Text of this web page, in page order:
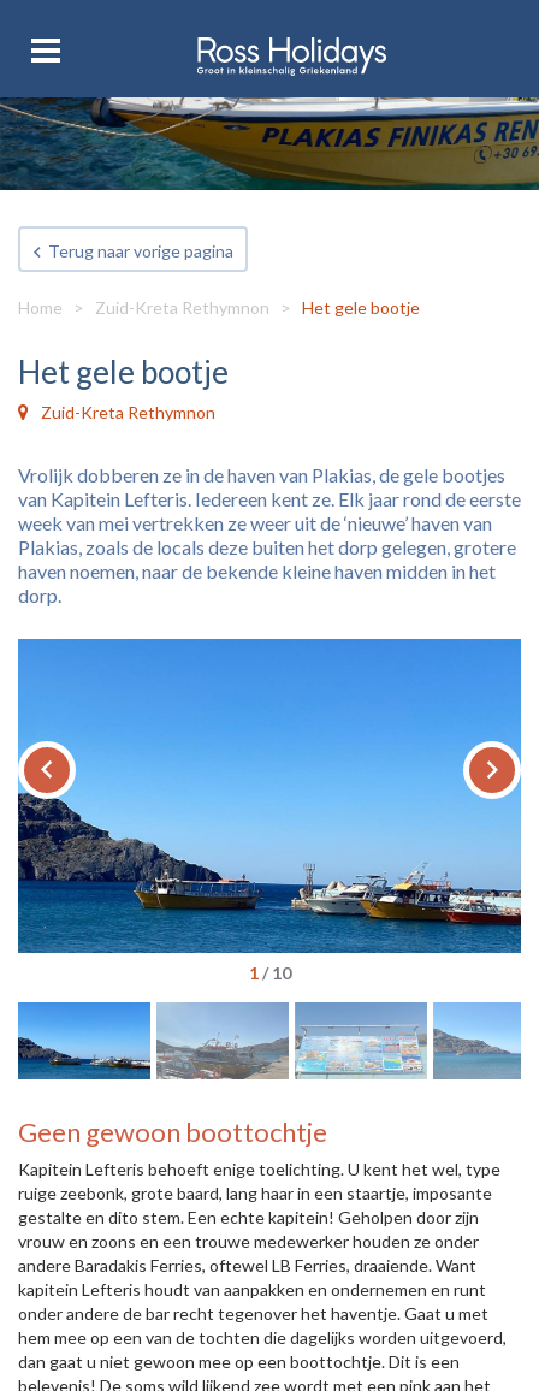
Terug naar vorige pagina
Home > Zuid-Kreta Rethymnon > Het gele bootje
Het gele bootje
Zuid-Kreta Rethymnon
Vrolijk dobberen ze in de haven van Plakias, de gele bootjes
van Kapitein Lefteris. Iedereen kent ze. Elk jaar rond de eerste
week van mei vertrekken ze weer uit de ‘nieuwe’ haven van
Plakias, zoals de locals deze buiten het dorp gelegen, grotere
haven noemen, naar de bekende kleine haven midden in het
dorp.
keyboard_arrow_left keyboard_arrow_right
1/10
Geen gewoon boottochtje
Kapitein Lefteris behoeft enige toelichting. U kent het wel, type
ruige zeebonk, grote baard, lang haar in een staartje, imposante
gestalte en dito stem. Een echte kapitein! Geholpen door zijn
vrouw en zoons en een trouwe medewerker houden ze onder
andere Baradakis Ferries, oftewel LB Ferries, draaiende. Want
kapitein Lefteris houdt van aanpakken en ondernemen en runt
onder andere de bar recht tegenover het haventje. Gaat u met
hem mee op een van de tochten die dagelijks worden uitgevoerd,
dan gaat u niet gewoon mee op een boottochtje. Dit is een
belevenis! De soms wild lijkend zee wordt met een pink aan het